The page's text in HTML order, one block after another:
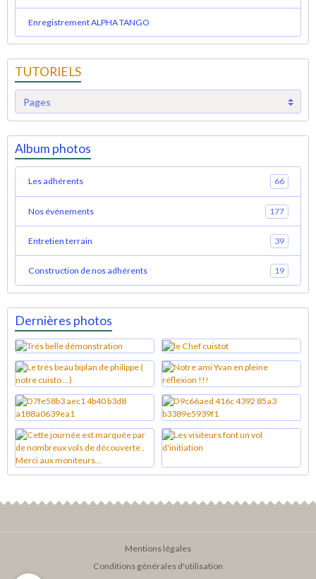
Enregistrement ALPHA TANGO
TUTORIELS
Album photos
Les adhérents 66
Nos événements 177
Entretien terrain 39
Construction de nos adhérents 19
Dernières photos
Mentions légales
Conditions générales d'utilisation